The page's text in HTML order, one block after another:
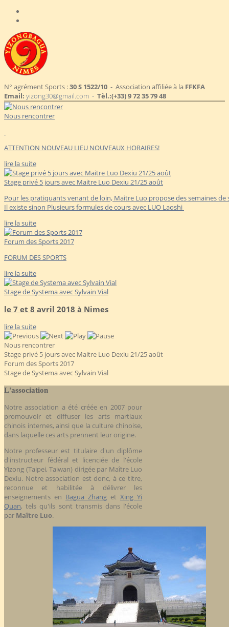
N° agrément Sports :30 S 1522/10 - Association affiliée à la FFKFA
Email: yizong30@gmail.com - Tèl.:(+33) 9 72 35 79 48
Nous rencontrer
ATTENTION NOUVEAU LIEU NOUVEAUX HORAIRES!
lire la suite
Stage privé 5 jours avec Maitre Luo Dexiu 21/25 août
Pour les pratiquants venant de loin, Maitre Luo propose des semaines
Il existe sinon Plusieurs formules de cours avec LUO Laoshi
lire la suite
Forum des Sports 2017
FORUM DES SPORTS
lire la suite
Stage de Systema avec Sylvain Vial
le 7 et 8 avril 2018 à Nimes
lire la suite
Nous rencontrer
Stage privé 5 jours avec Maitre Luo Dexiu 21/25 août
Forum des Sports 2017
Stage de Systema avec Sylvain Vial
L'association
Notre association a été créée en 2007 pour
promouvoir et diffuser les arts martiaux
chinois internes, ainsi que la culture chinoise,
dans laquelle ces arts prennent leur origine.
Notre professeur est titulaire d'un diplôme
d'instructeur fédéral et licenciée de l'école
Yizong (Taipei, Taiwan) dirigée par Maître Luo
Dexiu. Notre association est donc, à ce titre,
reconnue et habilitée à délivrer les
enseignements en Bagua Zhang et Xing Yi
Quan, tels qu'ils sont transmis dans l'école
par Maître Luo.